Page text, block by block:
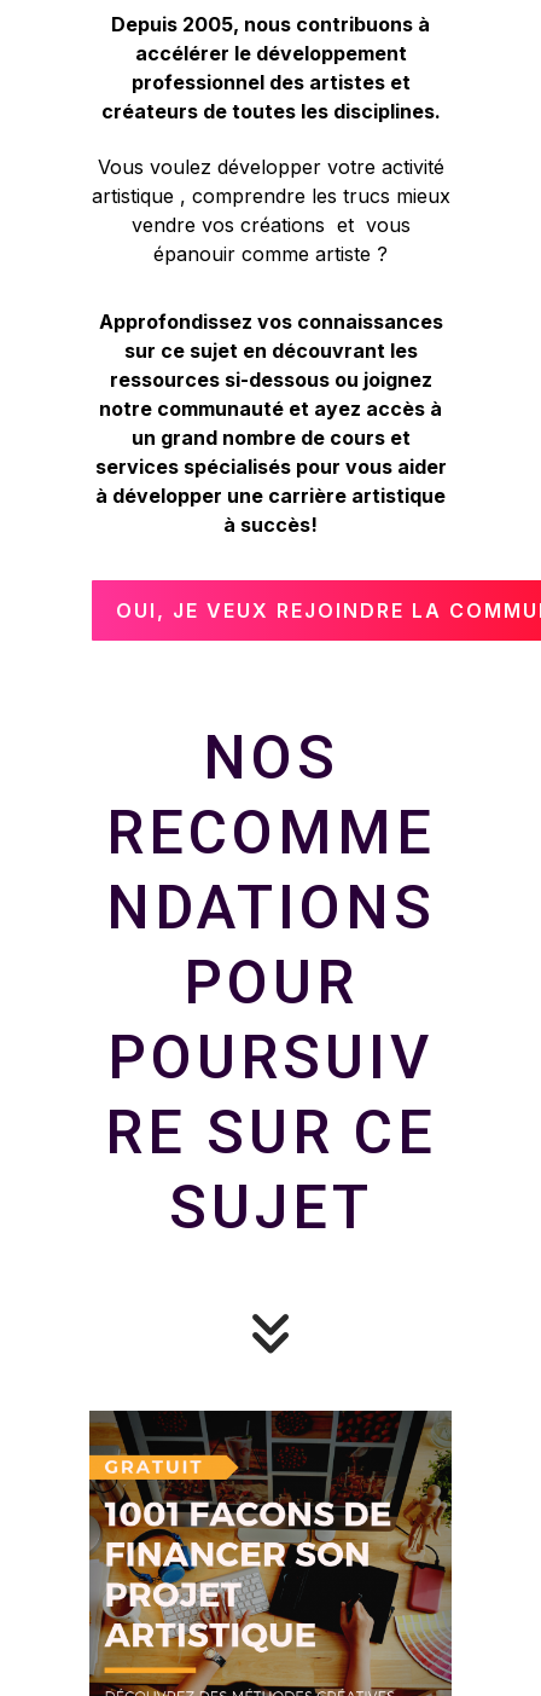
Depuis 2005, nous contribuons à
accélérer le développement
professionnel des artistes et
créateurs de toutes les disciplines.
Vous voulez développer votre activité
artistique , comprendre les trucs mieux
vendre vos créations et vous
épanouir comme artiste ?
Approfondissez vos connaissances
sur ce sujet en découvrant les
ressources si-dessous ou joignez
notre communauté et ayez accès à
un grand nombre de cours et
services spécialisés pour vous aider
à développer une carrière artistique
à succès!
OUI, JE VEUX REJOINDRE LA
NOS
RECOMME
NDATIONS
POUR
POURSUIV
RE SUR CE
SUJET